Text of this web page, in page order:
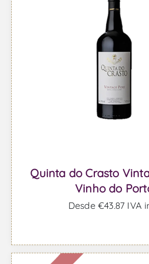
Quinta do Crasto
Vinho do
Desde €43,87 IVA